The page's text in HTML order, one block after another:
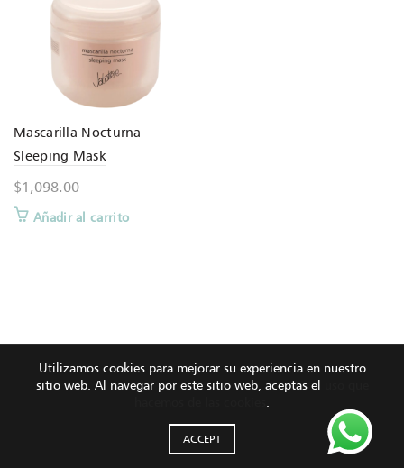
Mascarilla Nocturna –
Sleeping Mask
$1,098.00
Añadir al carrito
Utilizamos cookies para mejorar su experiencia en nuestro
sitio web. Al navegar por este sitio web, aceptas el
ACCEPT